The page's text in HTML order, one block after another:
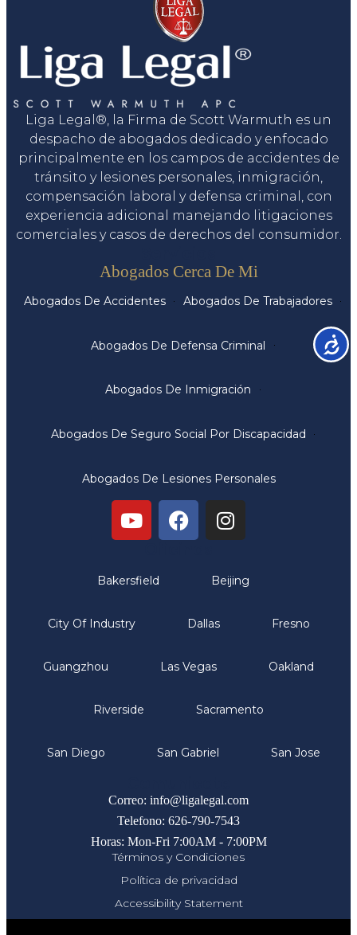
Liga Legal®, la Firma de Scott Warmuth es un
despacho de abogados dedicado y enfocado
principalmente en los campos de accidentes de
tránsito y lesiones personales, inmigración,
compensación laboral y defensa criminal, con
experiencia adicional manejando litigaciones
comerciales y casos de derechos del consumidor.
Abogados Cerca De Mi
Abogados De Accidentes Abogados De Trabajadores
Abogados De Defensa Criminal
Abogados De Inmigración
Abogados De Seguro Social Por Discapacidad
Abogados De Lesiones Personales
Bakersfield Beijing
City Of Industry Dallas Fresno
Guangzhou Las Vegas Oakland
Riverside Sacramento
San Diego San Gabriel San Jose
Correo: info@ligalegal.com
Telefono: 626-790-7543
Horas: Mon-Fri 7:00AM - 7:00PM
Términos y Condiciones
Política de privacidad
Accessibility Statement